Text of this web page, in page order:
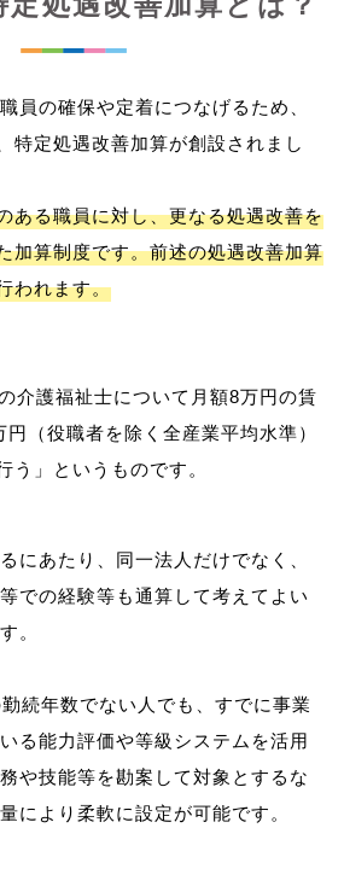
員の確保や定着につなげるため、
特定処遇改善加算が創設されまし
ある職員に対し、更なる処遇改善を
加算制度です。前述の処遇改善加算
われます。
介護福祉士について月額8万円の賃
円（役職者を除く全産業平均水準）
にあたり、同一法人だけでなく、
での経験等も通算して考えてよい
。
続年数でない人でも、すでに事業
る能力評価や等級システムを活用
や技能等を勘案して対象とするな
により柔軟に設定が可能です。